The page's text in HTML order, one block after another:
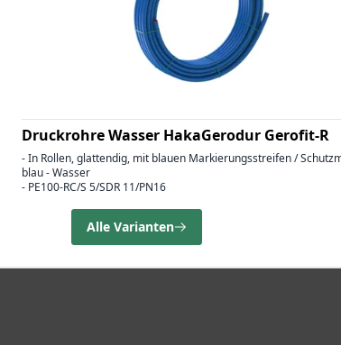
Druckrohre Wasser HakaGerodur Gerofit-R
- In Rollen, glattendig, mit blauen Markierungsstreifen /
blau - Wasser
- PE100-RC/S 5/SDR 11/PN16
Alle Varianten